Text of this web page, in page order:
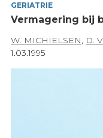
GERIATRIE
Vermagering bij
W. MICHIELSEN, D.
1.03.1995